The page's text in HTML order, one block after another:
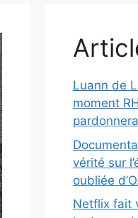
Luann de
moment
vérité sur
oubliée
Netflix fait